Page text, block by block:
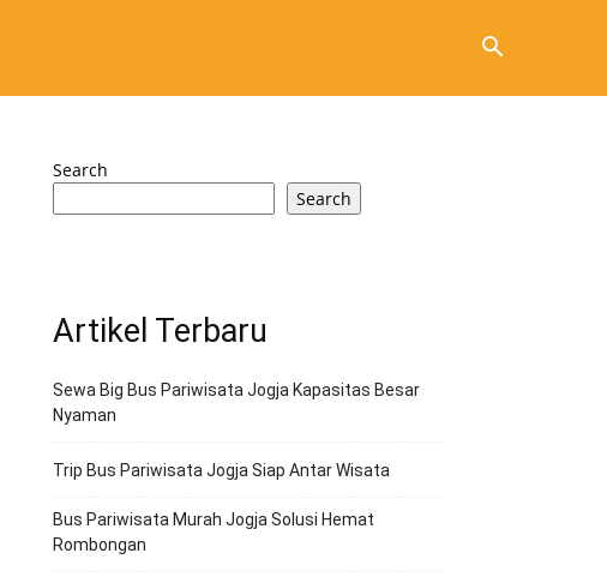
Search
Search
Artikel Terbaru
Sewa Big Bus Pariwisata Jogja Kapasitas Besar
Nyaman
Trip Bus Pariwisata Jogja Siap Antar Wisata
Bus Pariwisata Murah Jogja Solusi Hemat
Rombongan